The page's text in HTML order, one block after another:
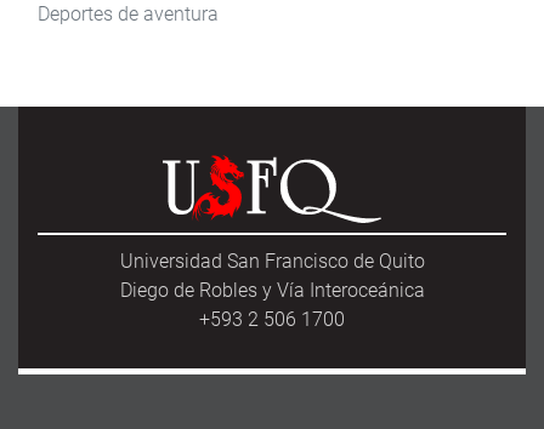
Deportes de aventura
Universidad San Francisco de Quito
Diego de Robles y Vía Interoceánica
+593 2 506 1700